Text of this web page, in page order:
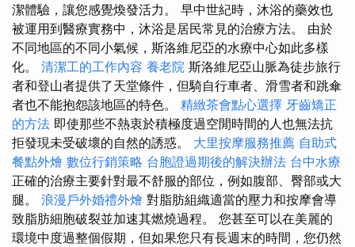
潔體驗，讓您感覺煥發活力。 早中世紀時，沐浴的藥效也
被運用到醫療實務中，沐浴是居民常見的治療方法。 由於
不同地區的不同小氣候，斯洛維尼亞的水療中心如此多樣
化。 清潔工的工作內容 養老院 斯洛維尼亞山脈為徒步旅行
者和登山者提供了天堂條件，但騎自行車者、滑雪者和跳傘
者也不能抱怨該地區的特色。 精緻茶會點心選擇 牙齒矯正
的方法 即使那些不熱衷於積極度過空閒時間的人也無法抗
拒發現未受破壞的自然的誘惑。 大里按摩服務推薦 自助式
餐點外燴 數位行銷策略 台胞證過期後的解決辦法 台中水療
正確的治療主要針對最不舒服的部位，例如腹部、臀部或大
腿。 浪漫戶外婚禮外燴 對脂肪組織適當的壓力和按摩會導
致脂肪細胞破裂並加速其燃燒過程。 您甚至可以在美麗的
環境中度過整個假期，但如果您只有長週末的時間，您仍然